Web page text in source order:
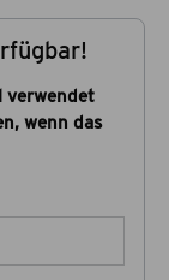
verwendet
wenn das